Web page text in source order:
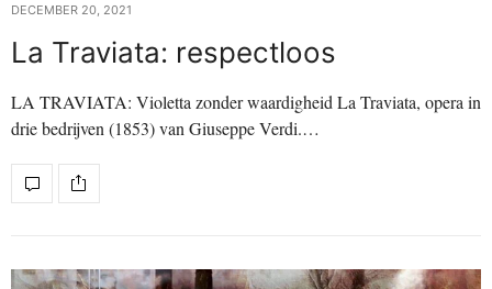
DECEMBER 20, 2021
La Traviata: respectloos
LA TRAVIATA: Violetta zonder waardigheid La Traviata, opera in
drie bedrijven (1853) van Giuseppe Verdi.…